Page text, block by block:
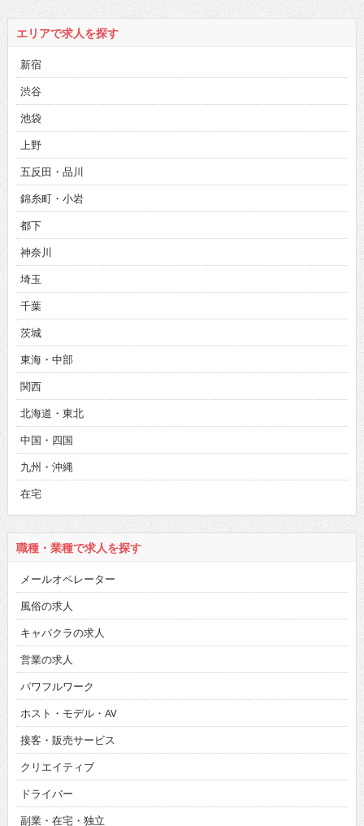
エリアで求人を探す
新宿
渋谷
池袋
上野
五反田・品川
錦糸町・小岩
都下
神奈川
埼玉
千葉
茨城
東海・中部
関西
北海道・東北
中国・四国
九州・沖縄
在宅
職種・業種で求人を探す
メールオペレーター
風俗の求人
キャバクラの求人
営業の求人
パワフルワーク
ホスト・モデル・AV
接客・販売サービス
クリエイティブ
ドライバー
副業・在宅・独立